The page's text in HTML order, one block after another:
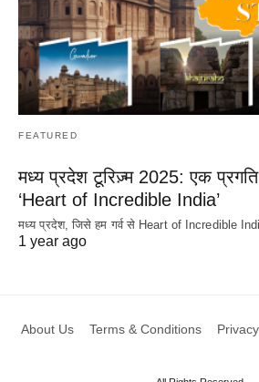
FEATURED
मध्य प्रदेश टूरिज़्म 2025: एक
‘Heart of Incredible India’
मध्य प्रदेश, जिसे हम गर्व से Heart of Incredible
1 year ago
About Us Terms & Conditions